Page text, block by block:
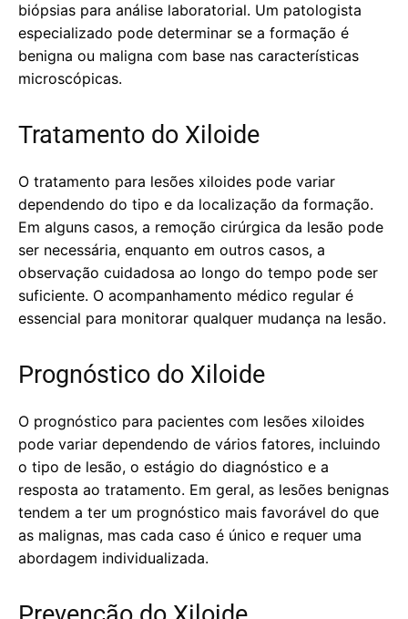
biópsias para análise laboratorial. Um patologista
especializado pode determinar se a formação é
benigna ou maligna com base nas características
microscópicas.
Tratamento do Xiloide
O tratamento para lesões xiloides pode variar
dependendo do tipo e da localização da formação.
Em alguns casos, a remoção cirúrgica da lesão pode
ser necessária, enquanto em outros casos, a
observação cuidadosa ao longo do tempo pode ser
suficiente. O acompanhamento médico regular é
essencial para monitorar qualquer mudança na lesão.
Prognóstico do Xiloide
O prognóstico para pacientes com lesões xiloides
pode variar dependendo de vários fatores, incluindo
o tipo de lesão, o estágio do diagnóstico e a
resposta ao tratamento. Em geral, as lesões benignas
tendem a ter um prognóstico mais favorável do que
as malignas, mas cada caso é único e requer uma
abordagem individualizada.